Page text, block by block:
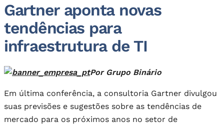
Gartner aponta novas
tendências para
infraestrutura de TI
Por Grupo Binário
Em última conferência, a consultoria Gartner divulgou
suas previsões e sugestões sobre as tendências de
mercado para os próximos anos no setor de